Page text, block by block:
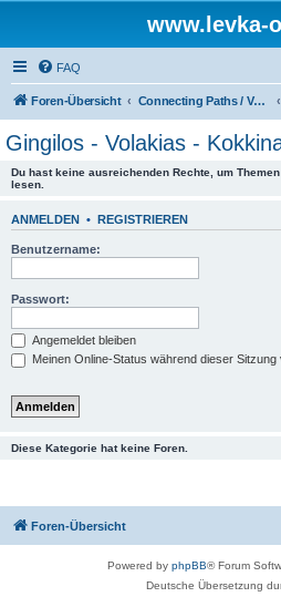
www.levka-
FAQ
Foren-Übersicht Connecting Paths / Verbindungswege
Gingilos - Volakias -
Du hast keine ausreichenden Rechte, um
lesen.
ANMELDEN • REGISTRIEREN
Benutzername:
Passwort:
Angemeldet bleiben
Meinen Online-Status während dieser Sitzung
Diese Kategorie hat keine Foren.
Foren-Übersicht
Powered by phpBB® Forum
Deutsche Übersetzung